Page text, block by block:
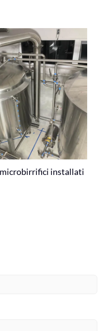
installati